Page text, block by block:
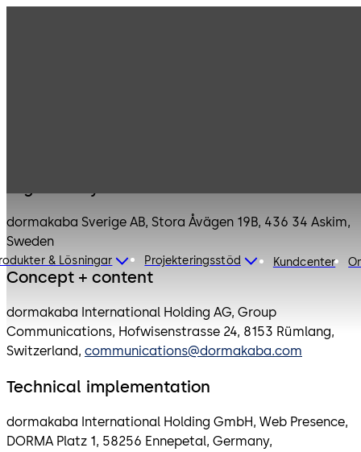
& Lösningar Projekteringsstöd Kundcenter
dormakaba Sverige AB, Stora Åvägen 19B, 436 34 Askim,
Sweden
Concept + content
dormakaba International Holding AG, Group
Communications, Hofwisenstrasse 24, 8153 Rümlang,
Switzerland, communications@dormakaba.com
Technical implementation
dormakaba International Holding GmbH, Web Presence,
DORMA Platz 1, 58256 Ennepetal, Germany​​​​​​​,